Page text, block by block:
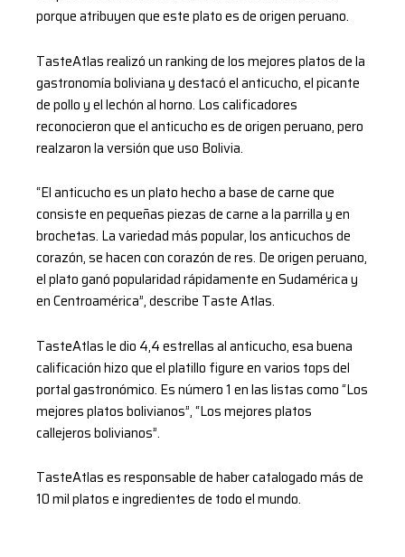
porque atribuyen que este plato es de origen peruano.
TasteAtlas realizó un ranking de los mejores platos de la
gastronomía boliviana y destacó el anticucho, el picante
de pollo y el lechón al horno. Los calificadores
reconocieron que el anticucho es de origen peruano, pero
realzaron la versión que uso Bolivia.
“El anticucho es un plato hecho a base de carne que
consiste en pequeñas piezas de carne a la parrilla y en
brochetas. La variedad más popular, los anticuchos de
corazón, se hacen con corazón de res. De origen peruano,
el plato ganó popularidad rápidamente en Sudamérica y
en Centroamérica”, describe Taste Atlas.
TasteAtlas le dio 4,4 estrellas al anticucho, esa buena
calificación hizo que el platillo figure en varios tops del
portal gastronómico. Es número 1 en las listas como “Los
mejores platos bolivianos”, “Los mejores platos
callejeros bolivianos”.
TasteAtlas es responsable de haber catalogado más de
10 mil platos e ingredientes de todo el mundo.